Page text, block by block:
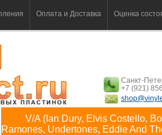
Оплата и Доставка Оценка
Санкт-
+7 (921)
V/A (Ian Dury, Elvis Costello,
Ramones, Undertones, Eddie And